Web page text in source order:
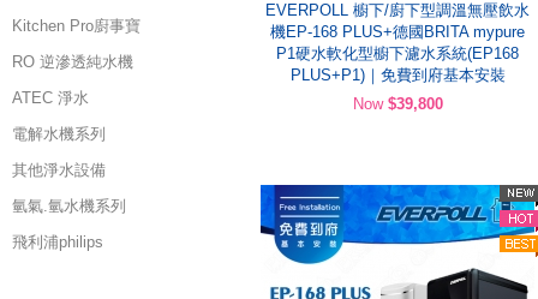
Kitchen Pro廚事寶
RO 逆滲透純水機
ATEC 淨水
電解水機系列
其他淨水設備
氫氣.氫水機系列
飛利浦philips
EVERPOLL 櫥下/廚下型調溫無壓飲水
機EP-168 PLUS+德國BRITA mypure
P1硬水軟化型櫥下濾水系統(EP168
PLUS+P1)｜免費到府基本安裝
Now $39,800